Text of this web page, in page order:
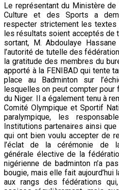
Le représentant du Ministère
Culture et des Sports a
respecter strictement les textes
les résultats soient acceptés de
sortant, M. Abdoulaye
l’autorité de tutelle des
la gratitude des membres du
apporté à la FENIBAD qui tente
place au Badminton sur
lesquelles on peut compter pour
du Niger. Il a également tenu à
Comité Olympique et Sportif
paralympique, les
Institutions partenaires ainsi
qui ont bien voulu accepter de
l’éclat de la cérémonie de
générale élective de la
nigérienne de badminton n’a
bougie, mais elle fait
aux rangs des fédérations